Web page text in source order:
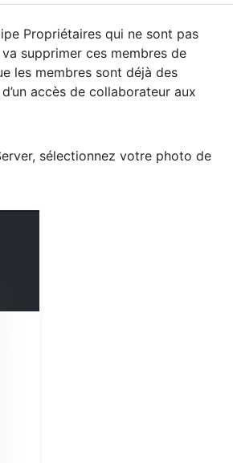
Propriétaires qui ne sont pas
va supprimer ces membres de
les membres sont déjà des
accès de collaborateur aux
sélectionnez votre photo de